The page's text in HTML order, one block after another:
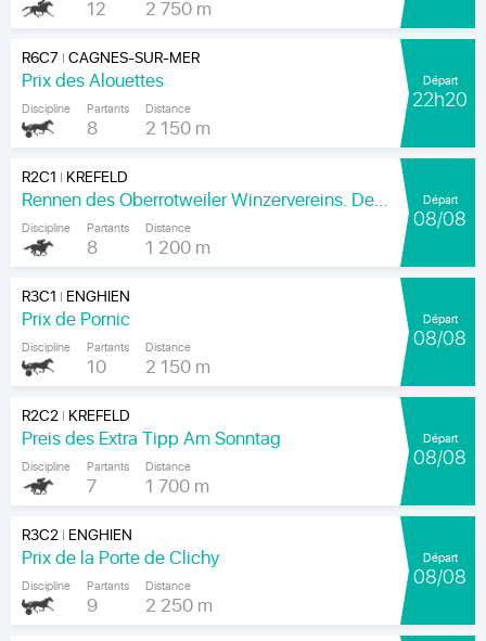
12 2 750 m
R6C7 |CAGNES-SUR-MER
Prix des Alouettes
Discipline Partants
8
Distance
2 150 m
Départ
22h20
R2C1 | KREFELD
Rennen des Oberrotweiler Winzervereins. Der Klassiker Am Kaiser.
Discipline Partants
8
Distance
1 200 m
Départ
08/08
R3C1 | ENGHIEN
Prix de Pornic
Discipline Partants
10
Distance
2 150 m
Départ
08/08
R2C2| KREFELD
Preis des Extra Tipp Am Sonntag
Discipline Partants
7
Distance
1 700 m
Départ
08/08
R3C2| ENGHIEN
Prix de la Porte de Clichy
Discipline Partants
9
Distance
2 250 m
Départ
08/08